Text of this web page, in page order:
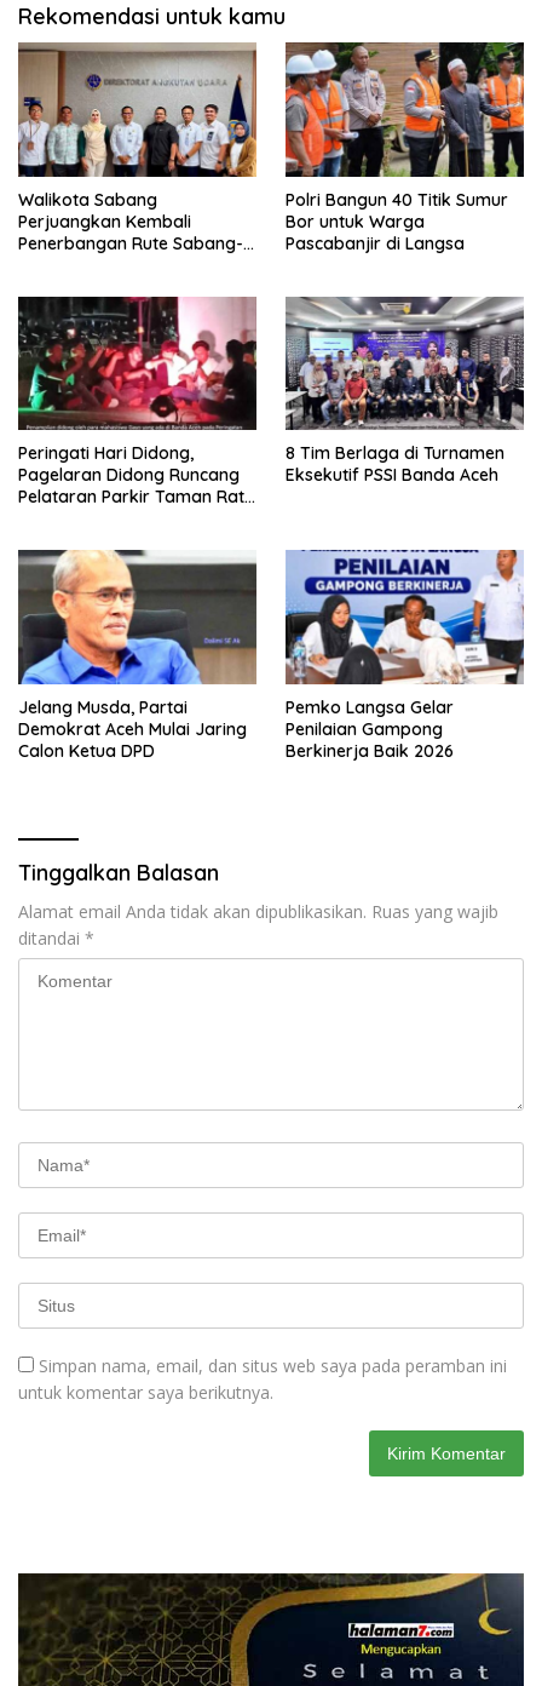
Rekomendasi untuk kamu
Walikota Sabang
Perjuangkan Kembali
Penerbangan Rute Sabang-
Polri Bangun 40 Titik Sumur
Bor untuk Warga
Pascabanjir di Langsa
Peringati Hari Didong,
Pagelaran Didong Runcang
Pelataran Parkir Taman Ratu
8 Tim Berlaga di Turnamen
Eksekutif PSSI Banda Aceh
Jelang Musda, Partai
Demokrat Aceh Mulai Jaring
Calon Ketua DPD
Pemko Langsa Gelar
Penilaian Gampong
Berkinerja Baik 2026
Tinggalkan Balasan
Alamat email Anda tidak akan dipublikasikan. Ruas yang wajib
ditandai *
Simpan nama, email, dan situs web saya pada peramban ini
untuk komentar saya berikutnya.